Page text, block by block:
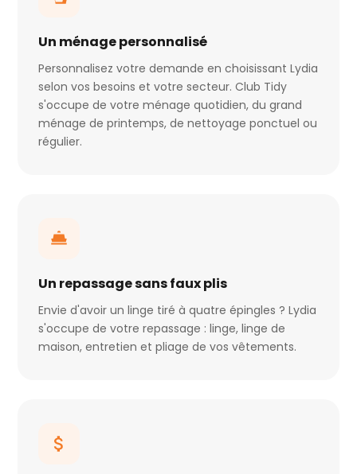
Un ménage personnalisé
Personnalisez votre demande en choisissant Lydia
selon vos besoins et votre secteur. Club Tidy
s'occupe de votre ménage quotidien, du grand
ménage de printemps, de nettoyage ponctuel ou
régulier.
Un repassage sans faux plis
Envie d'avoir un linge tiré à quatre épingles ? Lydia
s'occupe de votre repassage : linge, linge de
maison, entretien et pliage de vos vêtements.